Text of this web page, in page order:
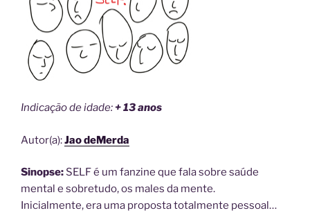
Indicação de idade:+ 13 anos
Autor(a):Jao deMerda
Sinopse: SELF é um fanzine que fala sobre saúde
mental e sobretudo, os males da mente.
Inicialmente, era uma proposta totalmente pessoal…